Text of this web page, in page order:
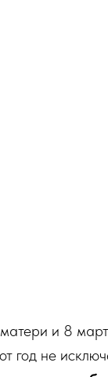
и 8
год не